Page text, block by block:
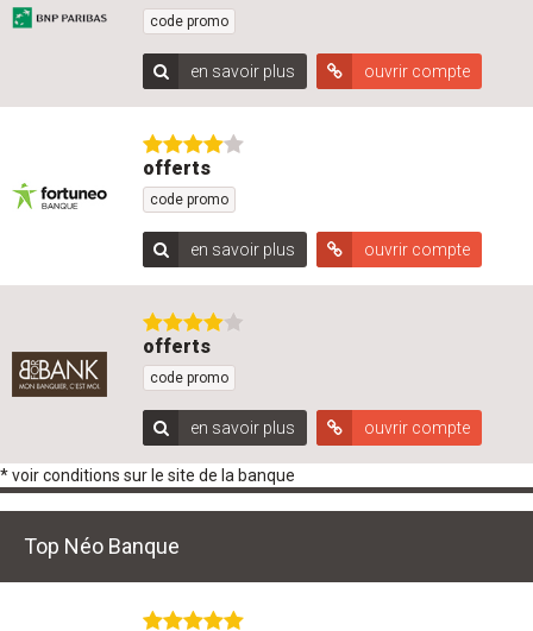
code promo
en savoir plus ouvrir compte
offerts
code promo
en savoir plus ouvrir compte
offerts
code promo
en savoir plus ouvrir compte
* voir conditions sur le site de la banque
Top Néo Banque